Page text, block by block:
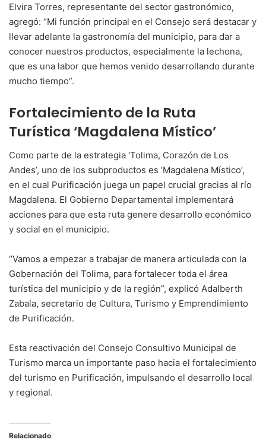
Elvira Torres, representante del sector gastronómico,
agregó: “Mi función principal en el Consejo será destacar y
llevar adelante la gastronomía del municipio, para dar a
conocer nuestros productos, especialmente la lechona,
que es una labor que hemos venido desarrollando durante
mucho tiempo”.
Fortalecimiento de la Ruta
Turística ‘Magdalena Místico’
Como parte de la estrategia ‘Tolima, Corazón de Los
Andes’, uno de los subproductos es ‘Magdalena Místico’,
en el cual Purificación juega un papel crucial gracias al río
Magdalena. El Gobierno Departamental implementará
acciones para que esta ruta genere desarrollo económico
y social en el municipio.
“Vamos a empezar a trabajar de manera articulada con la
Gobernación del Tolima, para fortalecer toda el área
turística del municipio y de la región”, explicó Adalberth
Zabala, secretario de Cultura, Turismo y Emprendimiento
de Purificación.
Esta reactivación del Consejo Consultivo Municipal de
Turismo marca un importante paso hacia el fortalecimiento
del turismo en Purificación, impulsando el desarrollo local
y regional.
Relacionado